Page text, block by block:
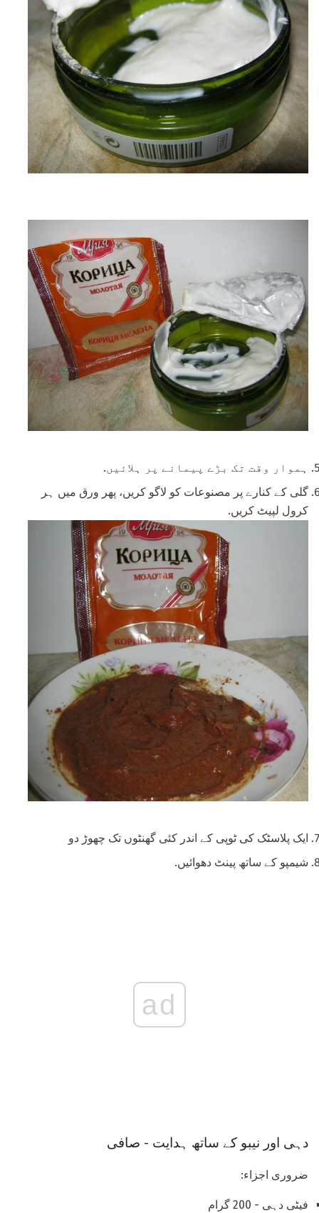
ہموار وقت تک بڑے پیمانے پر ہلائیں.
گلی کے کنارے پر مصنوعات کو لاگو کریں، پھر ورق میں ہر
کرول لپیٹ کریں.
ایک پلاسٹک کی ٹوپی کے اندر کئی گھنٹوں تک چھوڑ دو
شیمپو کے ساتھ پینٹ دھوائیں.
ad
دہی اور نیبو کے ساتھ ہدایت - صافی
ضروری اجزاء:
فیٹی دہی - 200 گرام